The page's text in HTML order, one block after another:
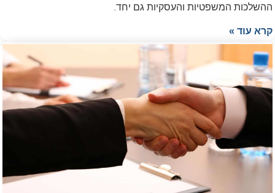
ההשלכות המשפטיות והעסקיות גם יחד.
קרא עוד »